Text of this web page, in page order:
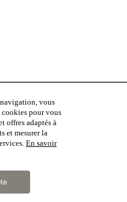
vous
pour vous
offres adaptés à
et mesurer la
En savoir